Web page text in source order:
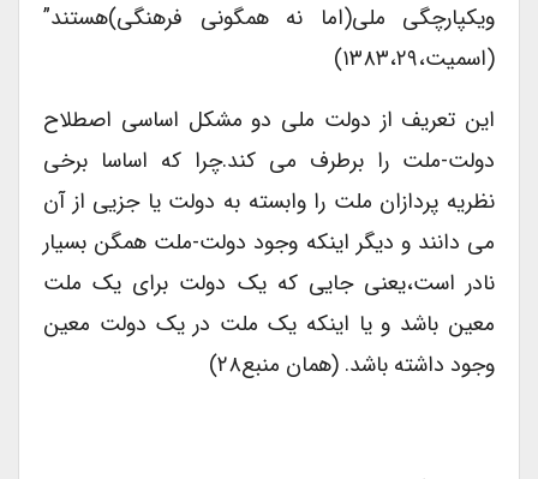
ویکپارچگی ملی(اما نه همگونی فرهنگی)هستند”
(اسمیت،۱۳۸۳،۲۹)
این تعریف از دولت ملی دو مشکل اساسی اصطلاح
دولت-ملت را برطرف می کند.چرا که اساسا برخی
نظریه پردازان ملت را وابسته به دولت یا جزیی از آن
می دانند و دیگر اینکه وجود دولت-ملت همگن بسیار
نادر است،یعنی جایی که یک دولت برای یک ملت
معین باشد و یا اینکه یک ملت در یک دولت معین
وجود داشته باشد. (همان منبع۲۸)